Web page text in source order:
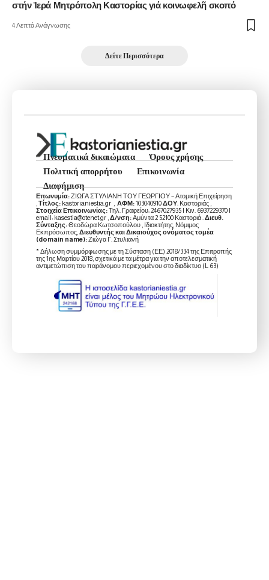
στήν Ἱερά Μητρόπολη Καστορίας γιά κοινωφελῆ σκοπό
4 Λεπτά Ανάγνωσης
Δείτε Περισσότερα
Πνευματικά δικαιώματα
Όρους χρήσης
Πολιτική απορρήτου
Επικοινωνία
Διαφήμιση
Επωνυμία:ΖΙΩΓΑ ΣΤΥΛΙΑΝΗ ΤΟΥ ΓΕΩΡΓΙΟΥ – Ατομική Επιχείρηση
Τίτλος: kastorianiestia.gr , ΑΦΜ:103040910ΔΟΥ: Καστοριάς ,
Στοιχεία Επικοινωνίας:Τηλ. Γραφείου: 2467027935 | Κιν. 6937229370 |
email: kasestia@otenet.gr , Δ/νση:Αμύντα 2 52100 Καστοριά . Διευθ.
Σύνταξης:Θεοδώρα Κωτσοπούλου , Ιδιοκτήτης, Νόμιμος
Εκπρόσωπος, Διευθυντής και Δικαιούχος ονόματος τομέα
(domain name):Ζιώγα Γ. Στυλιανή
* Δήλωση συμμόρφωσης με τη Σύσταση (ΕΕ) 2018/334 της Επιτροπής
της 1ης Μαρτίου 2018, σχετικά με τα μέτρα για την αποτελεσματική
αντιμετώπιση του παράνομου περιεχομένου στο διαδίκτυο (L 63)